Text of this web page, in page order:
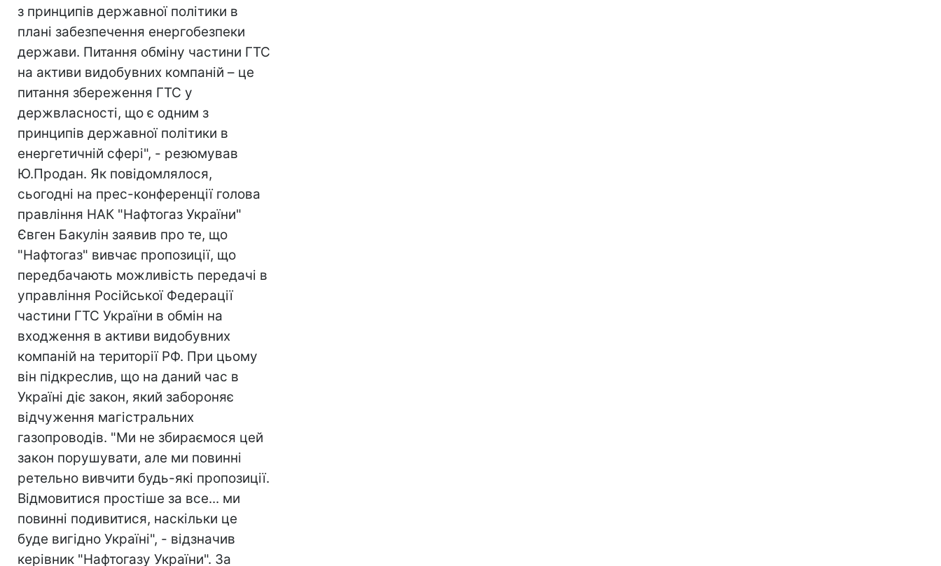
з принципів державної політики в
плані забезпечення енергобезпеки
держави. Питання обміну частини ГТС
на активи видобувних компаній – це
питання збереження ГТС у
держвласності, що є одним з
принципів державної політики в
енергетичній сфері", - резюмував
Ю.Продан. Як повідомлялося,
сьогодні на прес-конференції голова
правління НАК "Нафтогаз України"
Євген Бакулін заявив про те, що
"Нафтогаз" вивчає пропозиції, що
передбачають можливість передачі в
управління Російської Федерації
частини ГТС України в обмін на
входження в активи видобувних
компаній на території РФ. При цьому
він підкреслив, що на даний час в
Україні діє закон, який забороняє
відчуження магістральних
газопроводів. "Ми не збираємося цей
закон порушувати, але ми повинні
ретельно вивчити будь-які пропозиції.
Відмовитися простіше за все... ми
повинні подивитися, наскільки це
буде вигідно Україні", - відзначив
керівник "Нафтогазу України". За